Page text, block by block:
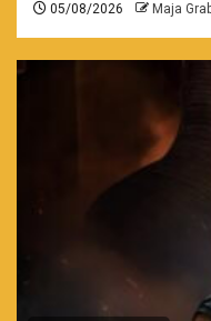
05/08/2026 Maja